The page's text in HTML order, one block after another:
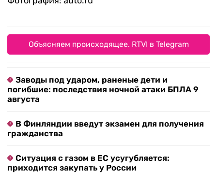
Объясняем происходящее. RTVI в Telegram
Заводы под ударом, раненые дети и
погибшие: последствия ночной атаки БПЛА 9
августа
В Финляндии введут экзамен для получения
гражданства
Ситуация с газом в ЕС усугубляется:
приходится закупать у России